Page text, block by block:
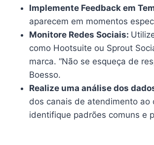
Implemente Feedback em
aparecem em momentos
Monitore Redes Sociais:
como Hootsuite ou Sprout
marca. “Não se esqueça de
Boesso.
Realize uma análise dos
dos canais de atendimento ao
identifique padrões comuns e